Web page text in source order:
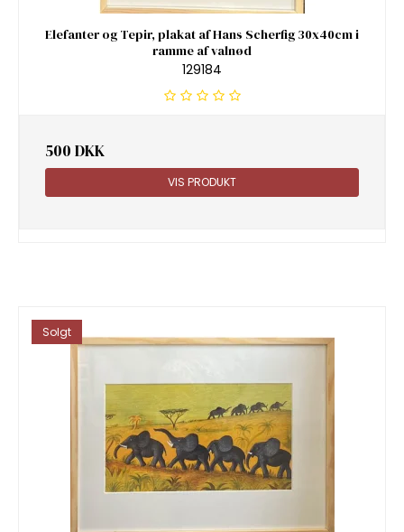
Elefanter og Tepir, plakat af Hans Scherfig 30x40cm i
ramme af valnød
129184
500 DKK
VIS PRODUKT
Solgt